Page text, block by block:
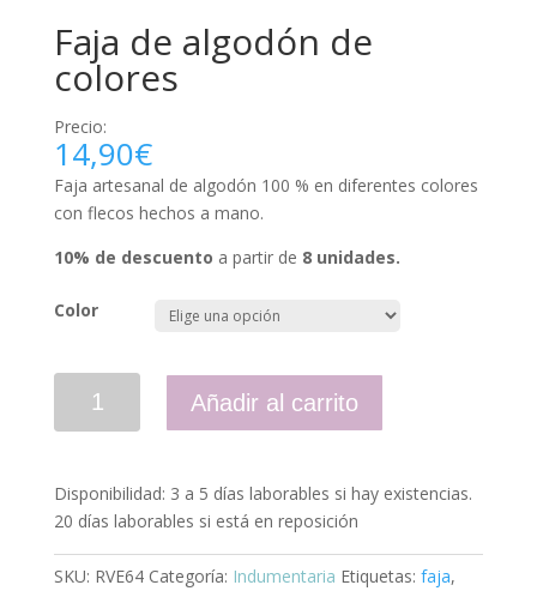
Faja de algodón de
colores
Precio:
14,90€
Faja artesanal de algodón 100 % en diferentes colores
con flecos hechos a mano.
10% de descuento a partir de 8 unidades.
Color
Añadir al carrito
Disponibilidad: 3 a 5 días laborables si hay existencias.
20 días laborables si está en reposición
SKU: RVE64 Categoría: Indumentaria Etiquetas: faja,